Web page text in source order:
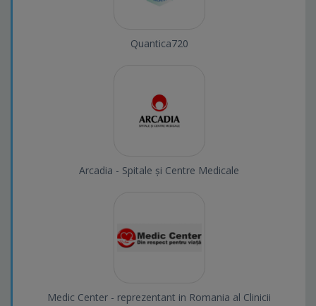
Quantica720
Arcadia - Spitale și Centre Medicale
Medic Center - reprezentant in Romania al Clinicii